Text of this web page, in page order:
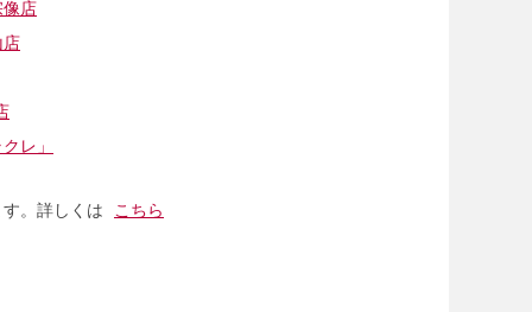
店
レ」
。詳しくは こちら